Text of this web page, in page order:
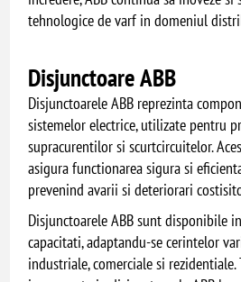
tehnologice de varf in domeniul
Disjunctoare ABB
Disjunctoarele ABB reprezinta
sistemelor electrice, utilizate pentru
supracurentilor si scurtcircuitelor.
asigura functionarea sigura si
prevenind avarii si deteriorari
Disjunctoarele ABB sunt disponibile
capacitati, adaptandu-se cerintelor
industriale, comerciale si rezidentiale.